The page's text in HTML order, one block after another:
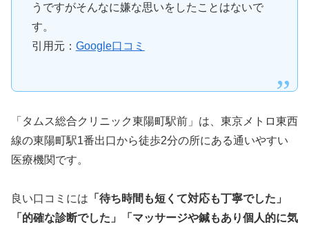
うですがそんなに嫌な思いをしたことはないで
す。
引用元： Google口コミ
「タムス総合クリニック東陽町駅前」は、東京メトロ東西
線の東陽町駅1番出口から徒歩2分の所にある通いやすい
医療機関です。
良い口コミには 「待ち時間も短くて対応も丁寧でした」
「的確な診断でした」「マッサージや鍼もあり個人的に気